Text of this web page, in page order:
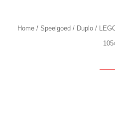
Home/ Speelgoed / Duplo/